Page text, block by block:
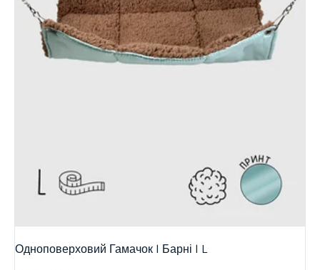
Одноповерховий Гамачок | Барні | L